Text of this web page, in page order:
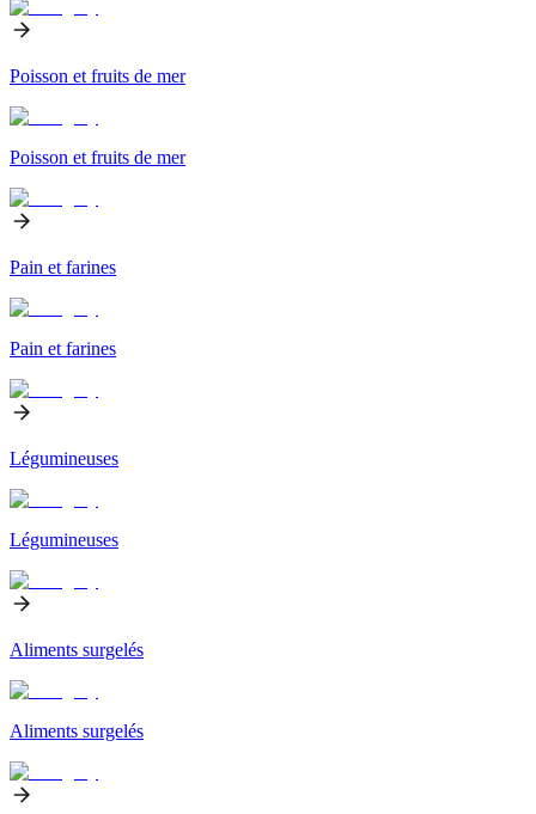
Poisson et fruits de mer
Poisson et fruits de mer
Pain et farines
Pain et farines
Légumineuses
Légumineuses
Aliments surgelés
Aliments surgelés